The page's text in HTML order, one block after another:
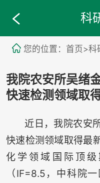
科
您的位置：首页>科
我院农安所吴绪
快速检测领域取
近日，我院农安所
快速检测领域取得最
化学领域国际顶级
（IF=8.5，中科院